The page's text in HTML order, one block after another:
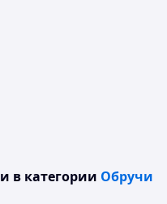
в категории Обручи